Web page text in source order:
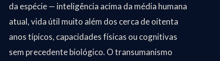
da espécie — inteligência acima da média humana
atual, vida útil muito além dos cerca de oitenta
anos típicos, capacidades físicas ou cognitivas
sem precedente biológico. O transumanismo